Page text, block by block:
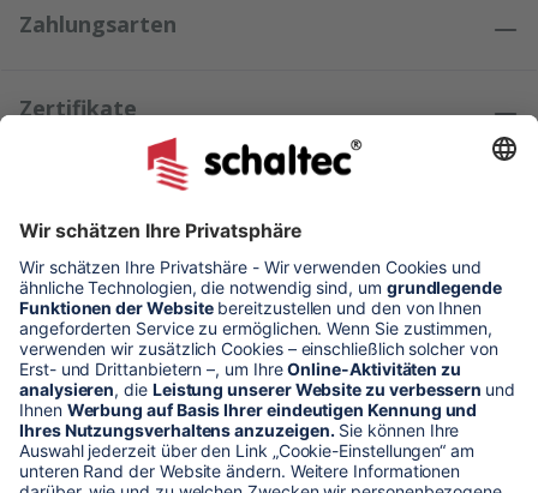
Zahlungsarten
Zertifikate
Kundenmeinungen
* Alle Preise verstehen sich zzgl. Mehrwertsteuer und Versandkosten